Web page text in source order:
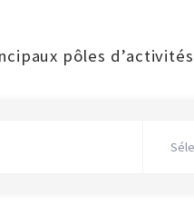
pôles